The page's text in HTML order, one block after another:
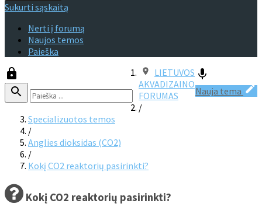
Sukurti sąskaitą
Nerti į forumą
Naujos temos
Paieška
Nauja tema
LIETUVOS
AKVADIZAINO
FORUMAS
/
Specializuotos temos
/
Anglies dioksidas (CO2)
/
Kokį CO2 reaktorių pasirinkti?
Kokį CO2 reaktorių pasirinkti?